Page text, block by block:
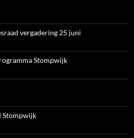
vergadering 25 juni
Stompwijk
Stompwijk